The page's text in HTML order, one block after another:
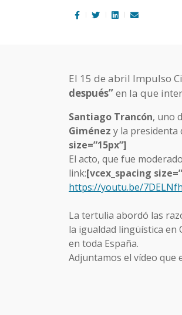
El 15 de abril Impulso
después”en la que
Santiago Trancón, uno
Giménez y la presidenta
size=”15px”]
El acto, que fue
link:[vcex_spacing
https://youtu.be/
La tertulia abordó las
la igualdad lingüística en
en toda España.
Adjuntamos el vídeo que